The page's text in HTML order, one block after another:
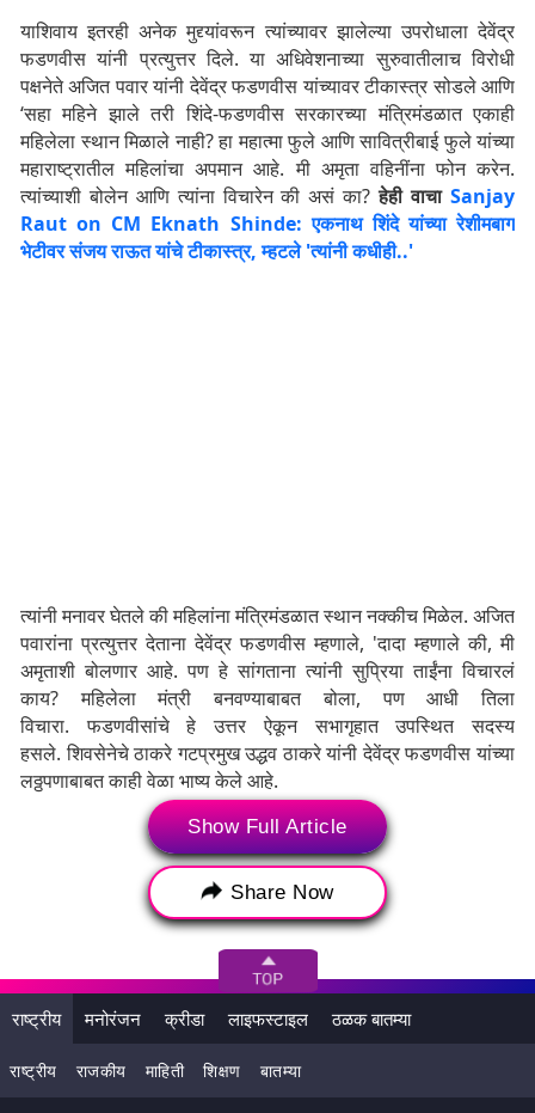
याशिवाय इतरही अनेक मुद्द्यांवरून त्यांच्यावर झालेल्या उपरोधाला देवेंद्र
फडणवीस यांनी प्रत्युत्तर दिले. या अधिवेशनाच्या सुरुवातीलाच विरोधी
पक्षनेते अजित पवार यांनी देवेंद्र फडणवीस यांच्यावर टीकास्त्र सोडले आणि
‘सहा महिने झाले तरी शिंदे-फडणवीस सरकारच्या मंत्रिमंडळात एकाही
महिलेला स्थान मिळाले नाही? हा महात्मा फुले आणि सावित्रीबाई फुले यांच्या
महाराष्ट्रातील महिलांचा अपमान आहे. मी अमृता वहिनींना फोन करेन.
त्यांच्याशी बोलेन आणि त्यांना विचारेन की असं का?हेही वाचाSanjay
Raut on CM Eknath Shinde: एकनाथ शिंदे यांच्या रेशीमबाग
भेटीवर संजय राऊत यांचे टीकास्त्र, म्हटले 'त्यांनी कधीही..'
त्यांनी मनावर घेतले की महिलांना मंत्रिमंडळात स्थान नक्कीच मिळेल. अजित
पवारांना प्रत्युत्तर देताना देवेंद्र फडणवीस म्हणाले, 'दादा म्हणाले की, मी
अमृताशी बोलणार आहे. पण हे सांगताना त्यांनी सुप्रिया ताईंना विचारलं
काय? महिलेला मंत्री बनवण्याबाबत बोला, पण आधी तिला
विचारा. फडणवीसांचे हे उत्तर ऐकून सभागृहात उपस्थित सदस्य
हसले. शिवसेनेचे ठाकरे गटप्रमुख उद्धव ठाकरे यांनी देवेंद्र फडणवीस यांच्या
लठ्ठपणाबाबत काही वेळा भाष्य केले आहे.
महापुरुषांच्या कथित अपमानाच्या मुद्द्यावरून मुंबईत महाविकास आघाडीचा
महामोर्चा काढण्यात आला तेव्हा फडणवीसांनी त्याला 'नॅनो मोर्चा' असे
संबोधले. त्यावर उद्धव ठाकरेंनी हा फडणवीस आकाराचा मोर्चा असल्याचे
प्रत्युत्तर दिले. त्यावर फडणवीस यांनी गुरुवारी विधानसभेत उत्तर दिले. ते
म्हणाले, काही लोकांना माझ्या शरीराबद्दल खूप आकर्षण आहे. त्यांच्या
भाषणातही माझ्या शरीराचा उल्लेख आहे. माझी हरकत नाही.
Show Full Article
Share Now
राष्ट्रीय मनोरंजन क्रीडा लाइफस्टाइल ठळक बातम्या
राष्ट्रीय राजकीय माहिती शिक्षण बातम्या